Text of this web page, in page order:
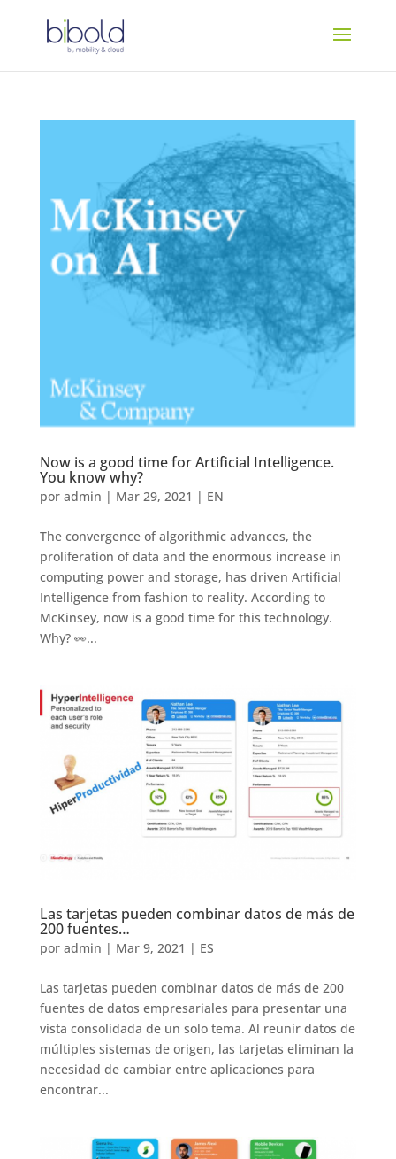
Now is a good time for Artificial Intelligence.
You know why?
por admin | Mar 29, 2021 | EN
The convergence of algorithmic advances, the
proliferation of data and the enormous increase in
computing power and storage, has driven Artificial
Intelligence from fashion to reality. According to
McKinsey, now is a good time for this technology.
Why? 👀...
Las tarjetas pueden combinar datos de más de
200 fuentes…
por admin | Mar 9, 2021 | ES
Las tarjetas pueden combinar datos de más de 200
fuentes de datos empresariales para presentar una
vista consolidada de un solo tema. Al reunir datos de
múltiples sistemas de origen, las tarjetas eliminan la
necesidad de cambiar entre aplicaciones para
encontrar...